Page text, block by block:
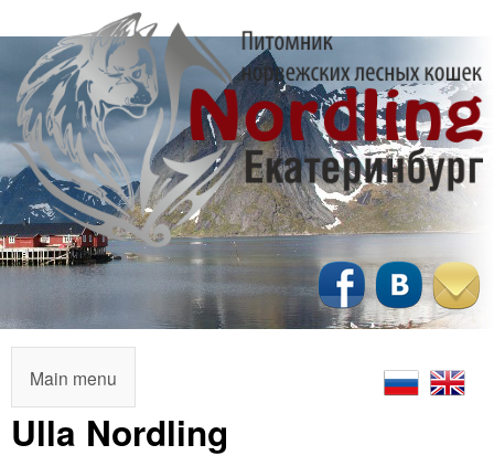
Перейти
к
основному
содержанию
N
o
d
M
a
Main menu
Ulla Nordling